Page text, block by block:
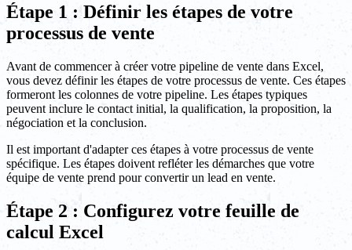
Étape 1 : Définir les étapes de votre
processus de vente
Avant de commencer à créer votre pipeline de vente dans Excel,
vous devez définir les étapes de votre processus de vente. Ces étapes
formeront les colonnes de votre pipeline. Les étapes typiques
peuvent inclure le contact initial, la qualification, la proposition, la
négociation et la conclusion.
Il est important d'adapter ces étapes à votre processus de vente
spécifique. Les étapes doivent refléter les démarches que votre
équipe de vente prend pour convertir un lead en vente.
Étape 2 : Configurez votre feuille de
calcul Excel